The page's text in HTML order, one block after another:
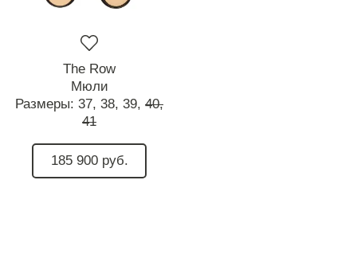
The Row
Мюли
Размеры: 37, 38, 39, 40,
41
185 900 руб.